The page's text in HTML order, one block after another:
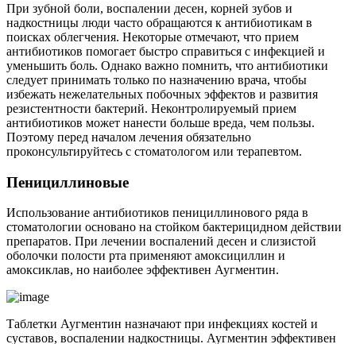
При зубной боли, воспалении десен, корней зубов и
надкостницы люди часто обращаются к антибиотикам в
поисках облегчения. Некоторые отмечают, что прием
антибиотиков помогает быстро справиться с инфекцией и
уменьшить боль. Однако важно помнить, что антибиотики
следует принимать только по назначению врача, чтобы
избежать нежелательных побочных эффектов и развития
резистентности бактерий. Неконтролируемый прием
антибиотиков может нанести больше вреда, чем пользы.
Поэтому перед началом лечения обязательно
проконсультируйтесь с стоматологом или терапевтом.
Пенициллиновые
Использование антибиотиков пенициллинового ряда в
стоматологии основано на стойком бактерицидном действии
препаратов. При лечении воспалений десен и слизистой
оболочки полости рта применяют амоксициллин и
амоксиклав, но наиболее эффективен Аугментин.
Таблетки Аугментин назначают при инфекциях костей и
суставов, воспалении надкостницы. Аугментин эффективен